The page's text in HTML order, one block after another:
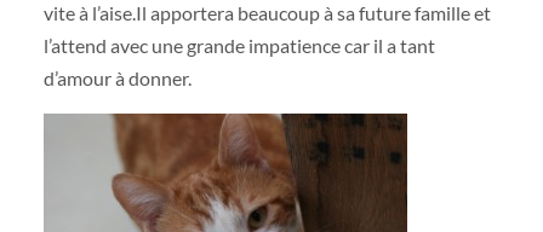
vite à l’aise.Il apportera beaucoup à sa future famille et
l’attend avec une grande impatience car il a tant
d’amour à donner.